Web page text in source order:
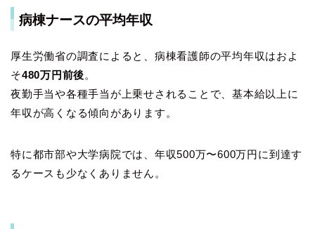
病棟ナースの平均年収
厚生労働省の調査によると、病棟看護師の平均年収はおよ
そ480万円前後。
夜勤手当や各種手当が上乗せされることで、基本給以上に
年収が高くなる傾向があります。
特に都市部や大学病院では、年収500万〜600万円に到達す
るケースも少なくありません。